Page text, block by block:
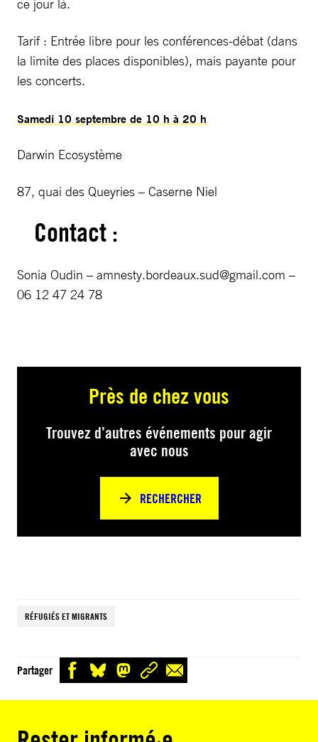
ce jour là.
Tarif : Entrée libre pour les conférences-débat (dans
la limite des places disponibles), mais payante pour
les concerts.
Samedi 10 septembre de 10 h à 20 h
Darwin Ecosystème
87, quai des Queyries – Caserne Niel
Contact :
Sonia Oudin – amnesty.bordeaux.sud@gmail.com –
06 12 47 24 78
Près de chez vous
Trouvez d’autres événements pour agir
avec nous
RECHERCHER
RÉFUGIÉS ET MIGRANTS
Partager